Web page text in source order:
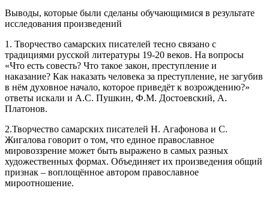
Выводы, которые были сделаны обучающимися в результате
исследования произведений
1. Творчество самарских писателей тесно связано с
традициями русской литературы 19-20 веков. На вопросы
«Что есть совесть? Что такое закон, преступление и
наказание? Как наказать человека за преступление, не загубив
в нём духовное начало, которое приведёт к возрождению?»
ответы искали и А.С. Пушкин, Ф.М. Достоевский, А.
Платонов.
2.Творчество самарских писателей Н. Агафонова и С.
Жигалова говорит о том, что единое православное
мировоззрение может быть выражено в самых разных
художественных формах. Объединяет их произведения общий
признак – воплощённое автором православное
мироотношение.